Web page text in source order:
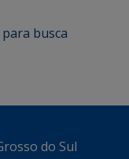
busca
do Sul